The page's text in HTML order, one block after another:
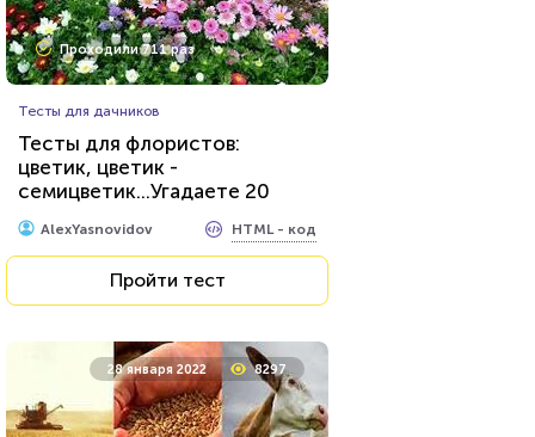
Проходили 711 раз
Тесты для дачников
Тесты для флористов:
цветик, цветик -
семицветик...Угадаете 20
цветков по фотографии?
AlexYasnovidov HTML - код
Пройти тест
28 января 2022 8297